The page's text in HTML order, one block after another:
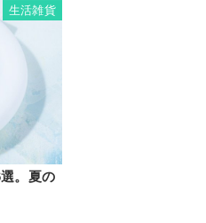
生活雑貨
。夏の